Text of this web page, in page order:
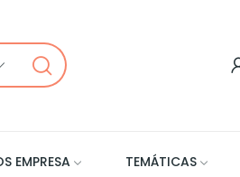
EMPRESA TEMÁTICAS